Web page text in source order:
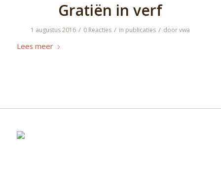
Gratiën in verf
1 augustus 2016 / 0 Reacties / in publicaties / doorvwa
Lees meer